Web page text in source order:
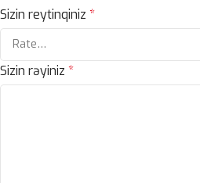
Sizin reytinqiniz *
Sizin rəyiniz *